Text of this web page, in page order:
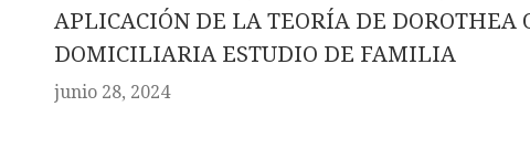
APLICACIÓN DE LA TEORÍA DE DOROTHEA
DOMICILIARIA ESTUDIO DE FAMILIA
junio 28, 2024